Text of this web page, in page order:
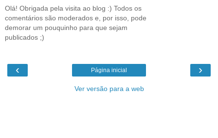
Olá! Obrigada pela visita ao blog :) Todos os
comentários são moderados e, por isso, pode
demorar um pouquinho para que sejam
publicados ;)
‹ ›
Página inicial
Ver versão para a web